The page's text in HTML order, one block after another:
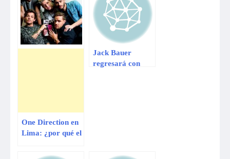
One Direction en
Lima: ¿por qué el
odiado?
Jack Bauer
regresará con